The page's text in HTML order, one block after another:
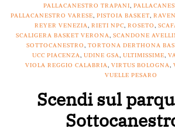
PALLACANESTRO TRAPANI,
PALLACANESTRO VARESE, PISTOIA BASKET,
REYER VENEZIA, RIETI NPC, ROSETO,
SCALIGERA BASKET VERONA, SCANDONE
SOTTOCANESTRO, TORTONA DERTHONA
UCC PIACENZA, UDINE GSA, ULTIMISSIME,
VIOLA REGGIO CALABRIA, VIRTUS BOLOGNA,
VUELLE PESARO
Scendi sul